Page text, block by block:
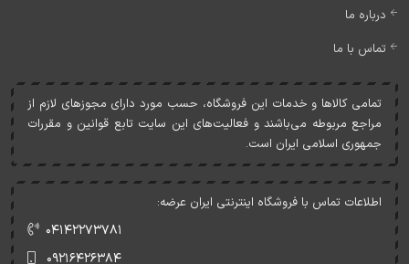
درباره ما
تماس با ما
تمامی کالاها و خدمات اين فروشگاه، حسب مورد دارای مجوزهای لازم از
مراجع مربوطه می‌باشند و فعاليت‌های اين سايت تابع قوانين و مقررات
جمهوری اسلامی ايران است.
اطلاعات تماس با فروشگاه اینترنتی ایران عرضه:
۰۴۱۴۲۲۷۳۷۸۱
۰۹۲۱۶۴۲۶۳۸۴